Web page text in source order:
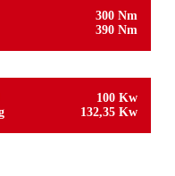
300 Nm
390 Nm
100 Kw
132,35 Kw